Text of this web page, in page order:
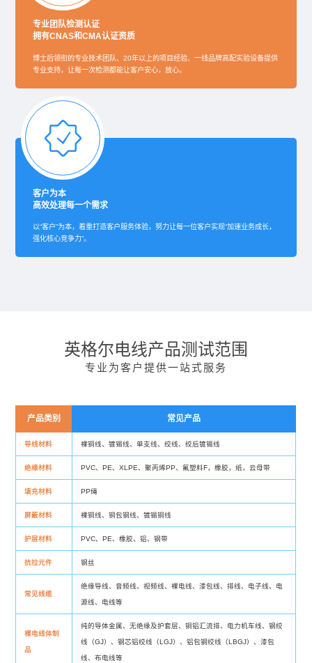
专业团队检测认证
拥有CNAS和CMA认证资质
博士后领衔的专业技术团队、20年以上的项目经验、一线品牌高配实验设备提供
专业支持，让每一次检测都能让客户安心，放心。
客户为本
高效处理每一个需求
以“客户”为本，着重打造客户服务体验，努力让每一位客户实现“加速业务成长，
强化核心竞争力”。
英格尔电线产品测试范围
专业为客户提供一站式服务
产品类别 常见产品
导线材料 裸铜线、镀锡线、单支线、绞线、绞后镀锡线
绝缘材料 PVC、PE、XLPE、聚丙烯PP、氟塑料F，橡胶，纸，云母带
填充材料 PP绳
屏蔽材料 裸铜线、铜包钢线、镀锡铜线
护层材料 PVC、PE、橡胶、铝、钢带
抗拉元件 钢丝
常见线缆
绝缘导线、音频线、视频线、裸电线、漆包线、排线、电子线、电
源线、电线等
裸电线体制
品
纯的导体金属、无绝缘及护套层、铜铝汇流排、电力机车线、钢绞
线（GJ）、钢芯铝绞线（LGJ）、铝包钢绞线（LBGJ）、漆包
线、布电线等